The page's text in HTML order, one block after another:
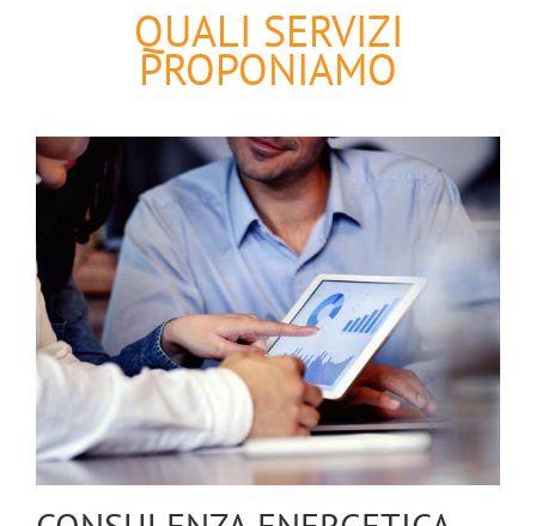
QUALI SERVIZI
PROPONIAMO